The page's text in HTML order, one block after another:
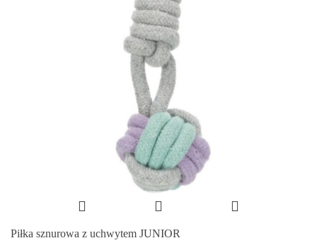
Piłka sznurowa z uchwytem JUNIOR